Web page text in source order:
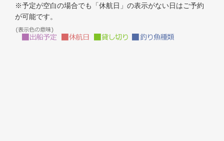
※予定が空白の場合でも「休航日」の表示がない日はご予約
が可能です。